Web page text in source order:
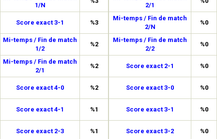
1/N
Score exact 3-1 %3
Mi-temps / Fin de match
1/2
%2
Mi-temps / Fin de match
2/1
%2
Score exact 4-0 %2
Score exact 4-1 %1
Score exact 2-3 %1
2/1
Mi-temps / Fin de match
2/N
%0
Mi-temps / Fin de match
2/2
%0
Score exact 2-1 %0
Score exact 3-0 %0
Score exact 3-1 %0
Score exact 3-2 %0